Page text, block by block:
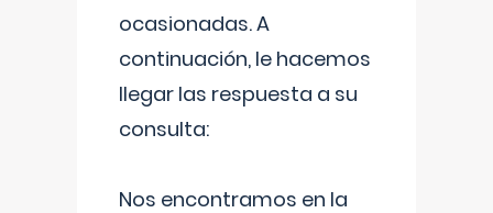
ocasionadas. A
continuación, le hacemos
llegar las respuesta a su
consulta:
Nos encontramos en la